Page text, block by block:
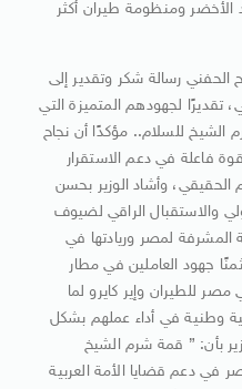
الأخضر ومنظومة طيران أكثر
رسالة شكر وتقدير إلى
تقديرًا لجهودهم المتميزة التي
للسلام.. مؤكدًا أن نجاح
فاعلة في دعم الاستقرار
الحقيقي، وأشاد الوزير بحسن
والاستقبال الراقي لضيوف
لمصر وريادتها في
جهود العاملين في مطار
للطيران وإير كايرو لما
وطنية في أداء عملهم بشكل
بأن: ” قمة شرم الشيخ
في دعم قضايا الأمة العربية